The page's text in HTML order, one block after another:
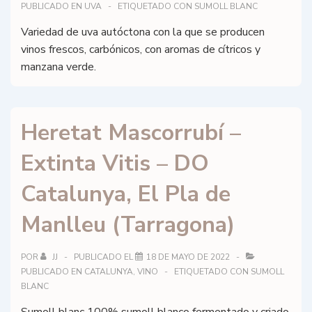
PUBLICADO EN UVA ETIQUETADO CON SUMOLL BLANC
Variedad de uva autóctona con la que se producen
vinos frescos, carbónicos, con aromas de cítricos y
manzana verde.
Heretat Mascorrubí –
Extinta Vitis – DO
Catalunya, El Pla de
Manlleu (Tarragona)
POR JJ PUBLICADO EL
18 DE MAYO DE 2022
PUBLICADO EN CATALUNYA, VINO ETIQUETADO CON SUMOLL
BLANC